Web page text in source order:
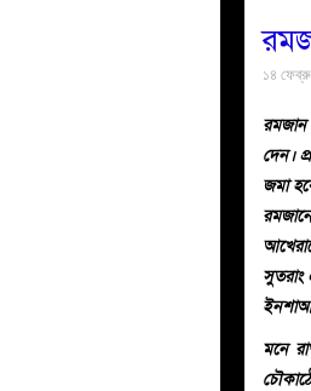
১৪
রমজান
দেন।
জমা
মনে